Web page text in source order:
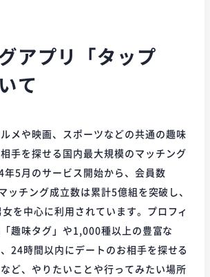
アプリ「タップ
て
ルメや映画、スポーツなどの共通の趣味
手を探せる国内最大規模のマッチング
年5月のサービス開始から、会員数
ッチング成立数は累計5億組を突破し、
を中心に利用されています。プロフィ
趣味タグ」や1,000種以上の豊富な
、24時間以内にデートのお相手を探せる
など、やりたいことや行ってみたい場所